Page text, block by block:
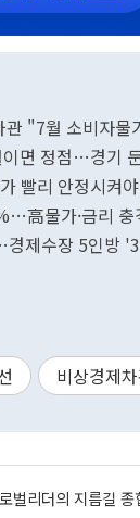
관 "7월 소비자물
면 정점…경기
빨리 안정시켜
高물가·금리 충
경제수장 5인방
비상경제
벌리더의 지름길